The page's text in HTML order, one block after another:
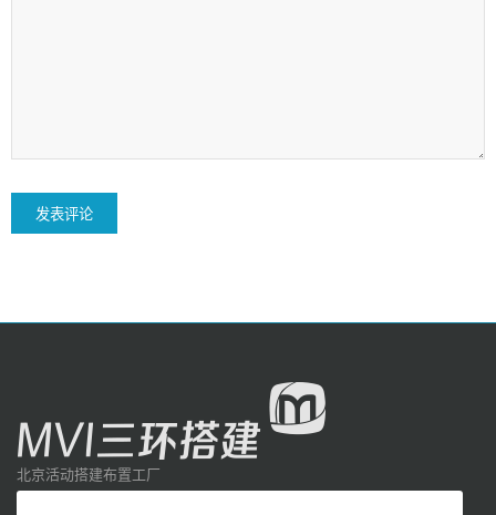
北京活动搭建布置工厂